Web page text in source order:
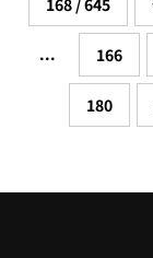
168 / 645
... 166
180